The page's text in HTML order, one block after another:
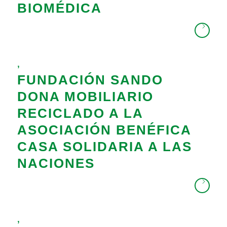
BIOMÉDICA
,
FUNDACIÓN SANDO
DONA MOBILIARIO
RECICLADO A LA
ASOCIACIÓN BENÉFICA
CASA SOLIDARIA A LAS
NACIONES
,